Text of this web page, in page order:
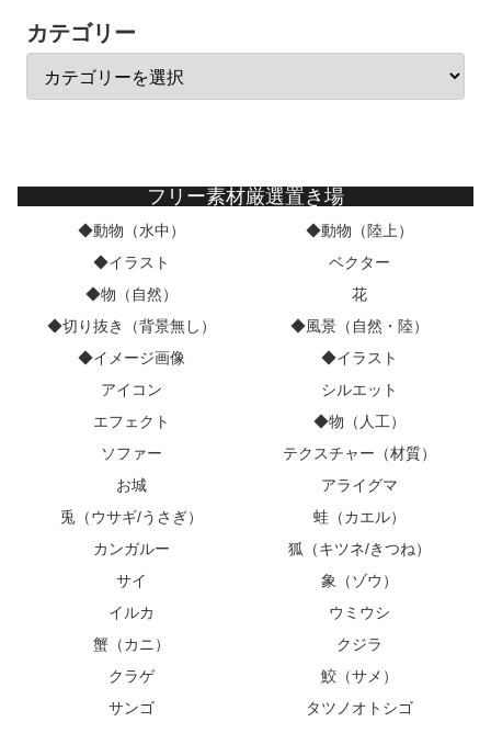
カテゴリー
フリー素材厳選置き場
◆動物（水中）
◆動物（陸上）
◆イラスト
ベクター
◆物（自然）
花
◆切り抜き（背景無し）
◆風景（自然・陸）
◆イメージ画像
◆イラスト
アイコン
シルエット
エフェクト
◆物（人工）
ソファー
テクスチャー（材質）
お城
アライグマ
兎（ウサギ/うさぎ）
蛙（カエル）
カンガルー
狐（キツネ/きつね）
サイ
象（ゾウ）
イルカ
ウミウシ
蟹（カニ）
クジラ
クラゲ
鮫（サメ）
サンゴ
タツノオトシゴ